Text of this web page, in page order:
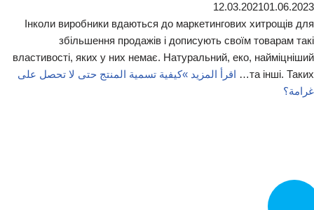
12.03.202101.06.2023
Інколи виробники вдаються до маркетингових хитрощів для
збільшення продажів і дописують своїм товарам такі
властивості, яких у них немає. Натуральний, еко, найміцніший
та інші. Таких…
اقرأ المزيد »كيفية تسمية المنتج حتى لا تحصل على
غرامة؟